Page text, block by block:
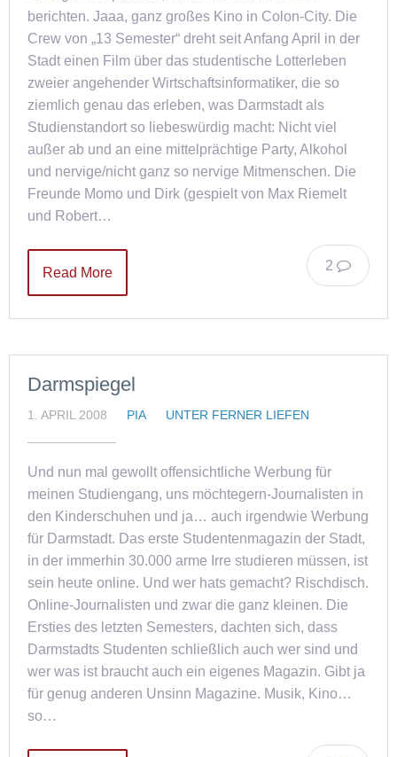
berichten. Jaaa, ganz großes Kino in Colon-City. Die
Crew von „13 Semester“ dreht seit Anfang April in der
Stadt einen Film über das studentische Lotterleben
zweier angehender Wirtschaftsinformatiker, die so
ziemlich genau das erleben, was Darmstadt als
Studienstandort so liebeswürdig macht: Nicht viel
außer ab und an eine mittelprächtige Party, Alkohol
und nervige/nicht ganz so nervige Mitmenschen. Die
Freunde Momo und Dirk (gespielt von Max Riemelt
und Robert…
2
Read More
Darmspiegel
1. APRIL 2008 PIA UNTER FERNER LIEFEN
Und nun mal gewollt offensichtliche Werbung für
meinen Studiengang, uns möchtegern-Journalisten in
den Kinderschuhen und ja… auch irgendwie Werbung
für Darmstadt. Das erste Studentenmagazin der Stadt,
in der immerhin 30.000 arme Irre studieren müssen, ist
sein heute online. Und wer hats gemacht? Rischdisch.
Online-Journalisten und zwar die ganz kleinen. Die
Ersties des letzten Semesters, dachten sich, dass
Darmstadts Studenten schließlich auch wer sind und
wer was ist braucht auch ein eigenes Magazin. Gibt ja
für genug anderen Unsinn Magazine. Musik, Kino…
so…